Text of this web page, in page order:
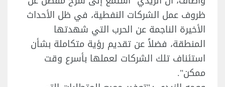
ظروف عمل الشركات النفطية، في ظل الأحداث
الأخيرة الناجمة عن الحرب التي شهدتها
المنطقة، فضلاً عن تقديم رؤية متكاملة بشأن
استئناف تلك الشركات لعملها بأسرع وقت
ممكن".